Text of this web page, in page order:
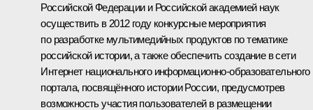
Российской Федерации и Российской академией наук
осуществить в 2012 году конкурсные мероприятия
по разработке мультимедийных продуктов по тематике
российской истории, а также обеспечить создание в сети
Интернет национального информационно-образовательного
портала, посвящённого истории России, предусмотрев
возможность участия пользователей в размещении